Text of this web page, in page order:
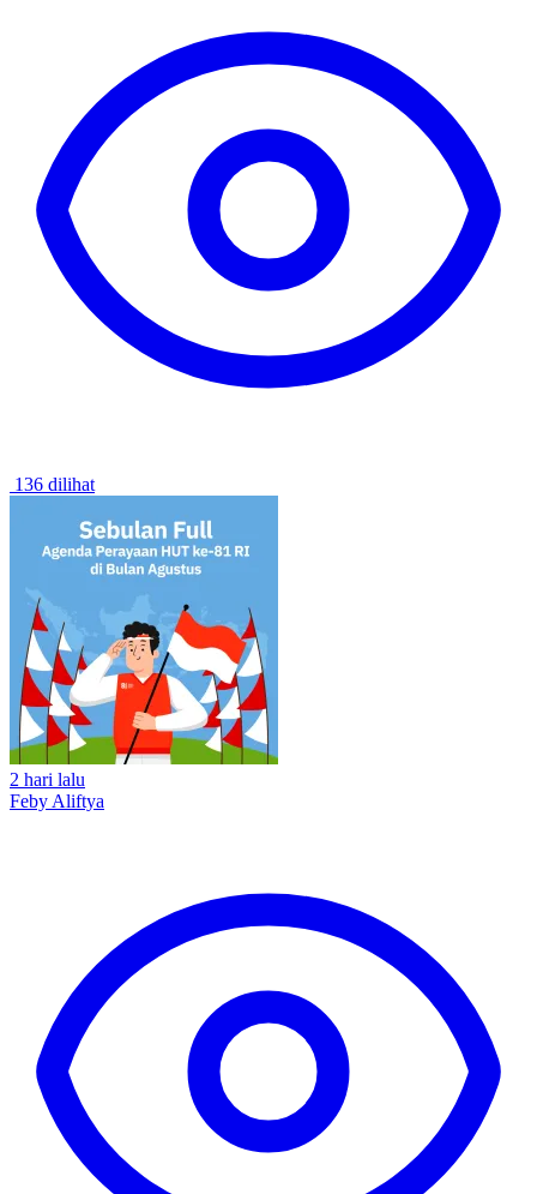
136 dilihat
2 hari lalu
Feby Aliftya